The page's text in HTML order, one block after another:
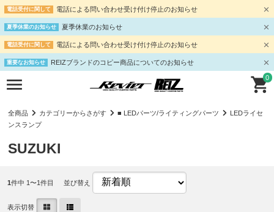
電話受付に関して 電話による問い合わせ受け付け停止のお知らせ
夏季休業のお知らせ 夏季休業のお知らせ
電話受付に関して 電話による問い合わせ受け付け停止のお知らせ
重要なお知らせ REIZブランドのコピー商品についてのお知らせ
0
全商品 カテゴリーからさがす ■ LEDパーツ/ライティングパーツ
LEDライセ
ンスランプ
SUZUKI
1件中 1〜1件目 並び替え
表示切替